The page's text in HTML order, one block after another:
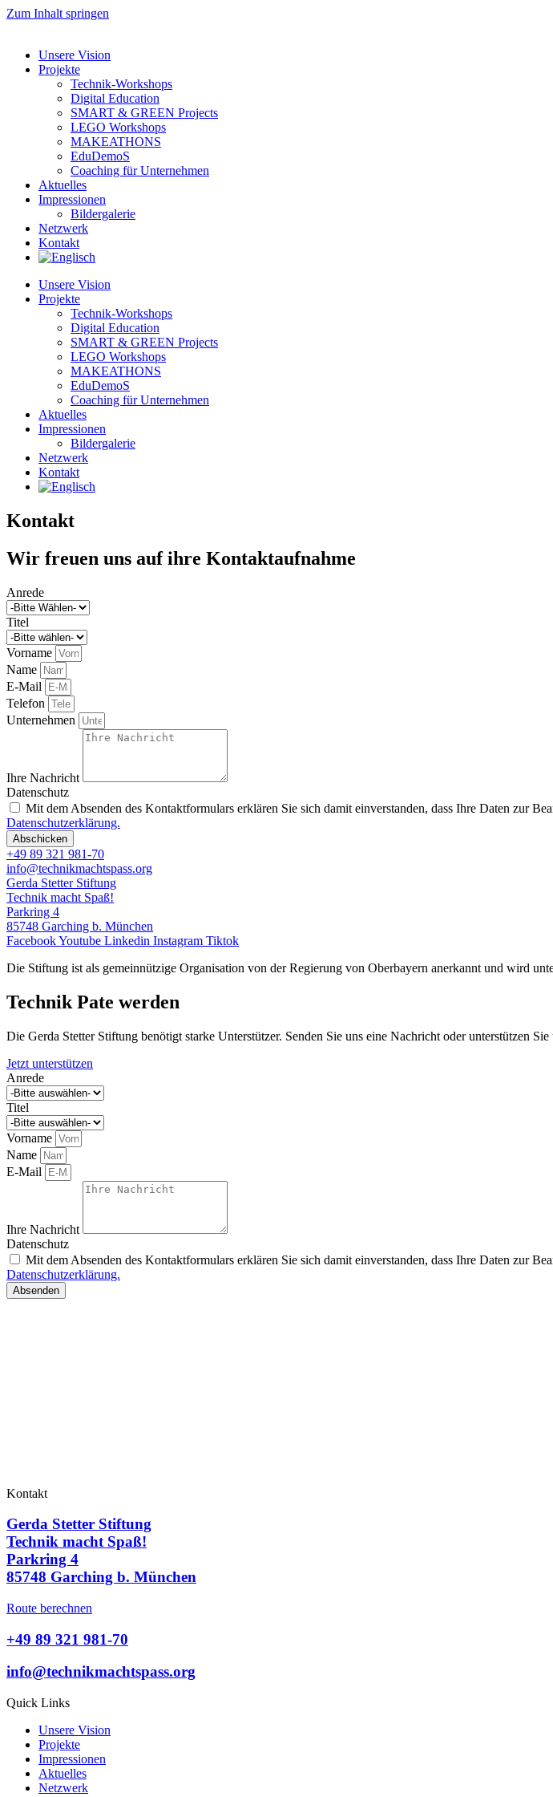
Zum Inhalt springen
Unsere Vision
Projekte
Technik-Workshops
Digital Education
SMART & GREEN Projects
LEGO Workshops
MAKEATHONS
EduDemoS
Coaching für Unternehmen
Aktuelles
Impressionen
Bildergalerie
Netzwerk
Kontakt
Unsere Vision
Projekte
Technik-Workshops
Digital Education
SMART & GREEN Projects
LEGO Workshops
MAKEATHONS
EduDemoS
Coaching für Unternehmen
Aktuelles
Impressionen
Bildergalerie
Netzwerk
Kontakt
Kontakt
Wir freuen uns auf ihre Kontaktaufnahme
Anrede
Titel
Vorname
Name
E-Mail
Telefon
Unternehmen
Ihre Nachricht
Datenschutz
Mit dem Absenden des Kontaktformulars erklären Sie sich damit einverstanden, dass Ihre Daten zur
Datenschutzerklärung.
Abschicken
+49 89 321 981-70
info@technikmachtspass.org
Gerda Stetter Stiftung
Technik macht Spaß!
Parkring 4
85748 Garching b. München
FacebookYoutube Linkedin Instagram Tiktok
Die Stiftung ist als gemeinnützige Organisation von der Regierung von Oberbayern anerkannt und wird
Technik Pate werden
Die Gerda Stetter Stiftung benötigt starke Unterstützer. Senden Sie uns eine Nachricht oder unterstützen
Jetzt unterstützen
Anrede
Titel
Vorname
Name
E-Mail
Ihre Nachricht
Datenschutz
Mit dem Absenden des Kontaktformulars erklären Sie sich damit einverstanden, dass Ihre Daten zur
Datenschutzerklärung.
Absenden
Kontakt
Gerda Stetter Stiftung
Technik macht Spaß!
Parkring 4
85748 Garching b. München
Route berechnen
+49 89 321 981-70
info@technikmachtspass.org
Quick Links
Unsere Vision
Projekte
Impressionen
Aktuelles
Netzwerk